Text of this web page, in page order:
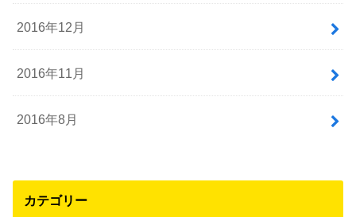
2016年12月
2016年11月
2016年8月
カテゴリー